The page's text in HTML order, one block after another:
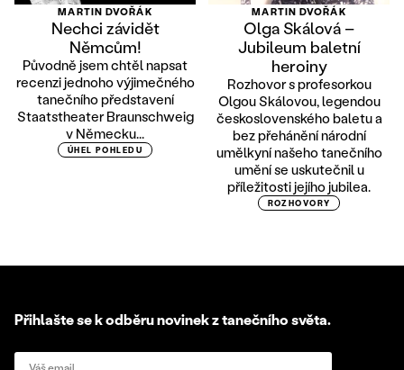
MARTIN DVOŘÁK
Nechci závidět
Němcům!
Původně jsem chtěl napsat
recenzi jednoho výjimečného
tanečního představení
Staatstheater Braunschweig
v Německu...
ÚHEL POHLEDU
MARTIN DVOŘÁK
Olga Skálová –
Jubileum baletní
heroiny
Rozhovor s profesorkou
Olgou Skálovou, legendou
československého baletu a
bez přehánění národní
umělkyní našeho tanečního
umění se uskutečnil u
příležitosti jejího jubilea.
ROZHOVORY
Přihlašte se k odběru novinek z tanečního světa.